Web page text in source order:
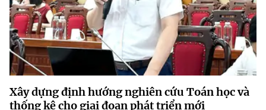
Xây dựng định hướng nghiên cứu Toán học và
thống kê cho giai đoạn phát triển mới